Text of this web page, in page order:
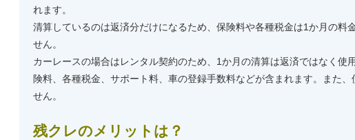
れます。
清算しているのは返済分だけになるため、保険料や各種税金は1か月の料
せん。
カーレースの場合はレンタル契約のため、1か月の清算は返済ではなく使
険料、各種税金、サポート料、車の登録手数料などが含まれます。また
せん。
残クレのメリットは？